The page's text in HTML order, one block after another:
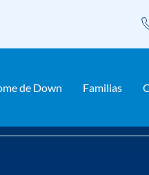
de Down Familias